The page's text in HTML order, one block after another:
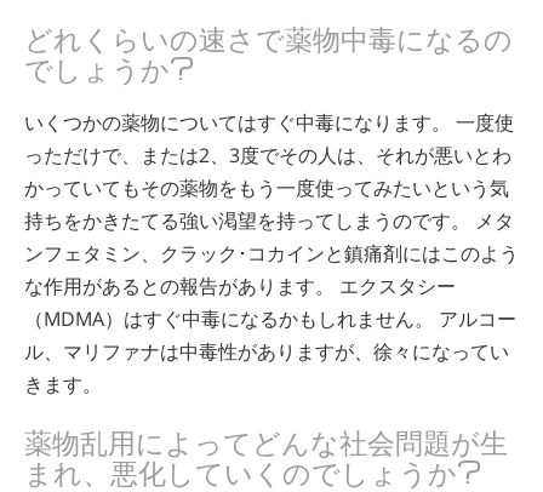
どれくらいの速さで薬物中毒になるの
でしょうか?
いくつかの薬物についてはすぐ中毒になります。 一度使
っただけで、または2、3度でその人は、それが悪いとわ
かっていてもその薬物をもう一度使ってみたいという気
持ちをかきたてる強い渇望を持ってしまうのです。 メタ
ンフェタミン、クラック･コカインと鎮痛剤にはこのよう
な作用があるとの報告があります。 エクスタシー
（MDMA）はすぐ中毒になるかもしれません。 アルコー
ル、マリファナは中毒性がありますが、徐々になってい
きます。
薬物乱用によってどんな社会問題が生
まれ、悪化していくのでしょうか?